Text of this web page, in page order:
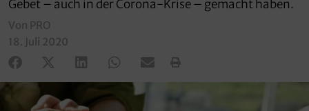
Gebet – auch in der Corona-Krise – gemacht haben.
Von PRO
18. Juli 2020